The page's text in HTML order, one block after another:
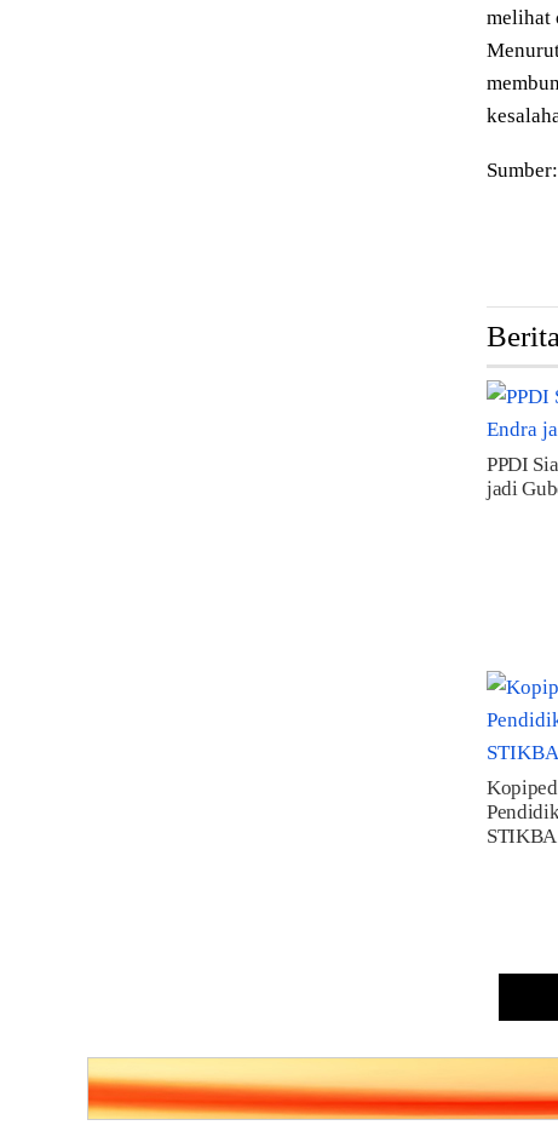
melihat
Sumber:
PPDI
jadi
STIKBA